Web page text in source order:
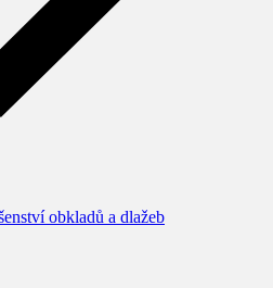
obkladů a dlažeb